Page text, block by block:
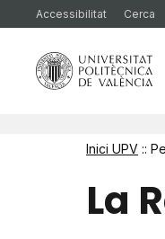
Accessibilitat Cerca
Inici UPV ::
La